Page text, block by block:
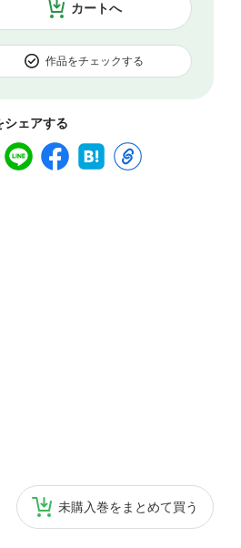
カートへ
作品をチェックする
シェアする
未購入巻をまとめて買う